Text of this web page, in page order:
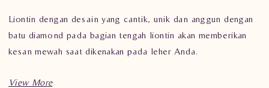
Liontin dengan desain yang cantik, unik dan anggun dengan
batu diamond pada bagian tengah liontin akan memberikan
kesan mewah saat dikenakan pada leher Anda.